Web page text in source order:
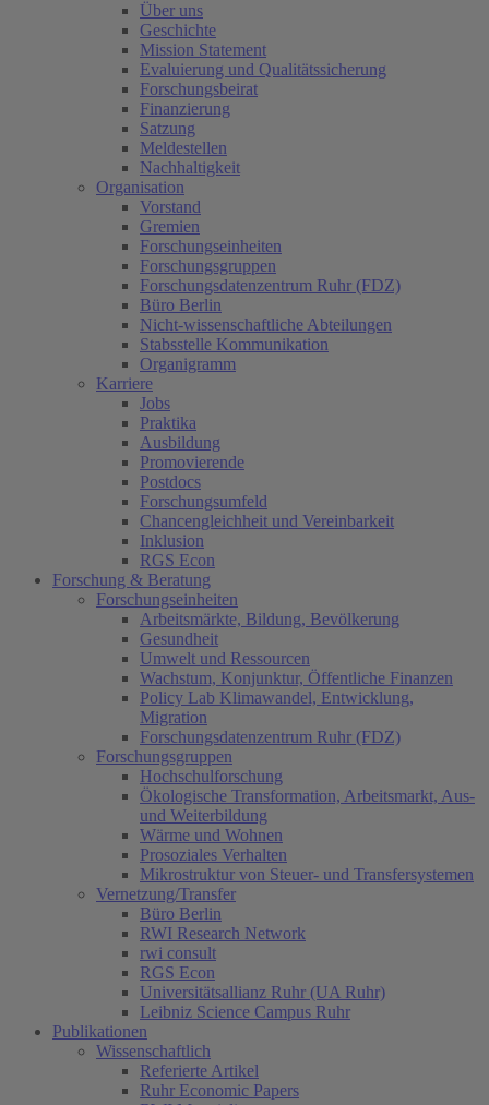
Über uns
Geschichte
Mission Statement
Evaluierung und Qualitätssicherung
Forschungsbeirat
Finanzierung
Satzung
Meldestellen
Nachhaltigkeit
Organisation
Vorstand
Gremien
Forschungseinheiten
Forschungsgruppen
Forschungsdatenzentrum Ruhr (FDZ)
Büro Berlin
Nicht-wissenschaftliche Abteilungen
Stabsstelle Kommunikation
Organigramm
Karriere
Jobs
Praktika
Ausbildung
Promovierende
Postdocs
Forschungsumfeld
Chancengleichheit und Vereinbarkeit
Inklusion
RGS Econ
Forschung & Beratung
Forschungseinheiten
Arbeitsmärkte, Bildung, Bevölkerung
Gesundheit
Umwelt und Ressourcen
Wachstum, Konjunktur, Öffentliche Finanzen
Policy Lab Klimawandel, Entwicklung,
Migration
Forschungsdatenzentrum Ruhr (FDZ)
Forschungsgruppen
Hochschulforschung
Ökologische Transformation, Arbeitsmarkt, Aus-
und Weiterbildung
Wärme und Wohnen
Prosoziales Verhalten
Mikrostruktur von Steuer- und Transfersystemen
Vernetzung/Transfer
Büro Berlin
RWI Research Network
rwi consult
RGS Econ
Universitätsallianz Ruhr (UA Ruhr)
Leibniz Science Campus Ruhr
Publikationen
Wissenschaftlich
Referierte Artikel
Ruhr Economic Papers